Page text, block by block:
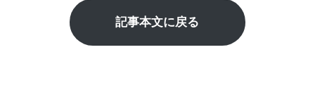
記事本文に戻る